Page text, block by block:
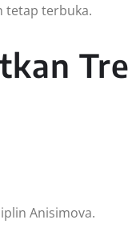
tetap terbuka.
Anisimova.